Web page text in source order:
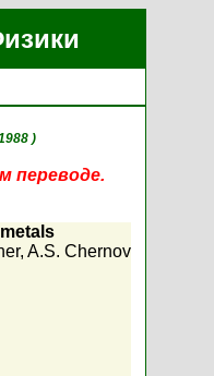
)
переводе.
, A.S. Chernov